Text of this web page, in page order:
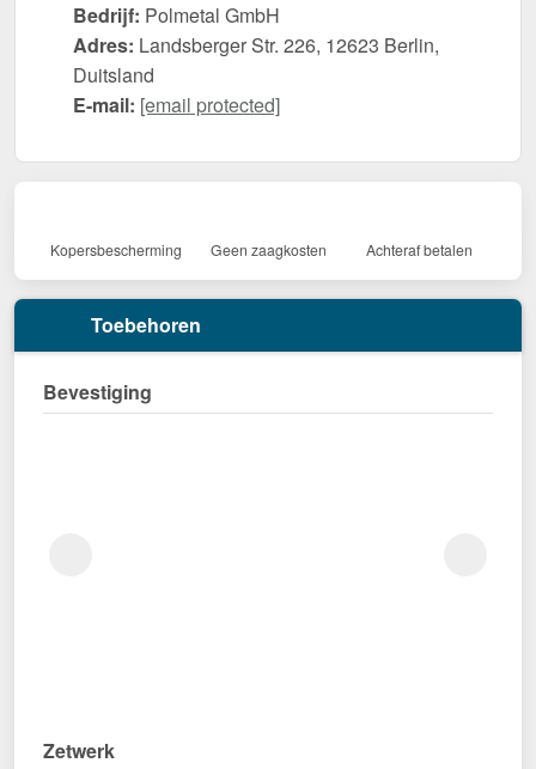
Bedrijf: Polmetal GmbH
Adres: Landsberger Str. 226, 12623 Berlin,
Duitsland
E-mail: [email protected]
Kopersbescherming Geen zaagkosten Achteraf betalen
Toebehoren
Bevestiging
Zetwerk